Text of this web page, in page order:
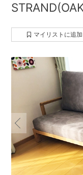
マイリストに追加